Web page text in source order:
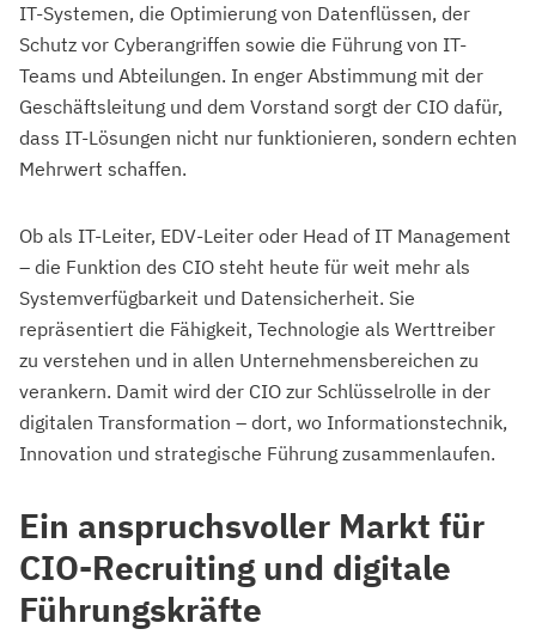
IT-Systemen, die Optimierung von Datenflüssen, der
Schutz vor Cyberangriffen sowie die Führung von IT-
Teams und Abteilungen. In enger Abstimmung mit der
Geschäftsleitung und dem Vorstand sorgt der CIO dafür,
dass IT-Lösungen nicht nur funktionieren, sondern echten
Mehrwert schaffen.
Ob als IT-Leiter, EDV-Leiter oder Head of IT Management
– die Funktion des CIO steht heute für weit mehr als
Systemverfügbarkeit und Datensicherheit. Sie
repräsentiert die Fähigkeit, Technologie als Werttreiber
zu verstehen und in allen Unternehmensbereichen zu
verankern. Damit wird der CIO zur Schlüsselrolle in der
digitalen Transformation – dort, wo Informationstechnik,
Innovation und strategische Führung zusammenlaufen.
Ein anspruchsvoller Markt für
CIO-Recruiting und digitale
Führungskräfte